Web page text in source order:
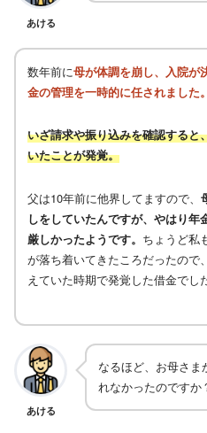
あける
数年前に母が体調を崩し、入院が
金の管理を一時的に任されました。
いざ請求や振り込みを確認すると
いたことが発覚。
父は10年前に他界してますので、
しをしていたんですが、やはり年
厳しかったようです。 ちょうど私
が落ち着いてきたころだったので
えていた時期で発覚した借金でした
あける
なるほど、お母さま
れなかったのですか